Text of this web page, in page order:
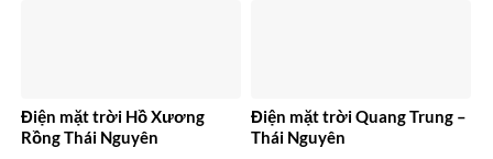
Điện mặt trời Hồ Xương
Rồng Thái Nguyên
Điện mặt trời Quang Trung –
Thái Nguyên